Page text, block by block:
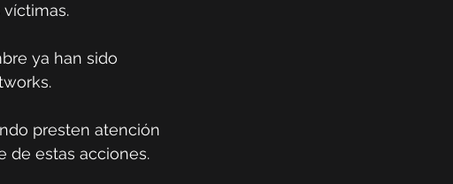
ya han sido
presten atención
de estas acciones.